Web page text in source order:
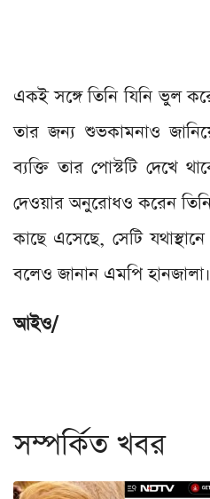
একই সঙ্গে তিনি যিনি ভুল
তার জন্য শুভকামনাও
ব্যক্তি তার পোস্টটি দেখে
দেওয়ার অনুরোধও করেন
কাছে এসেছে, সেটি
বলেও জানান এমপি হানজালা।
আইও/
সম্পর্কিত খবর